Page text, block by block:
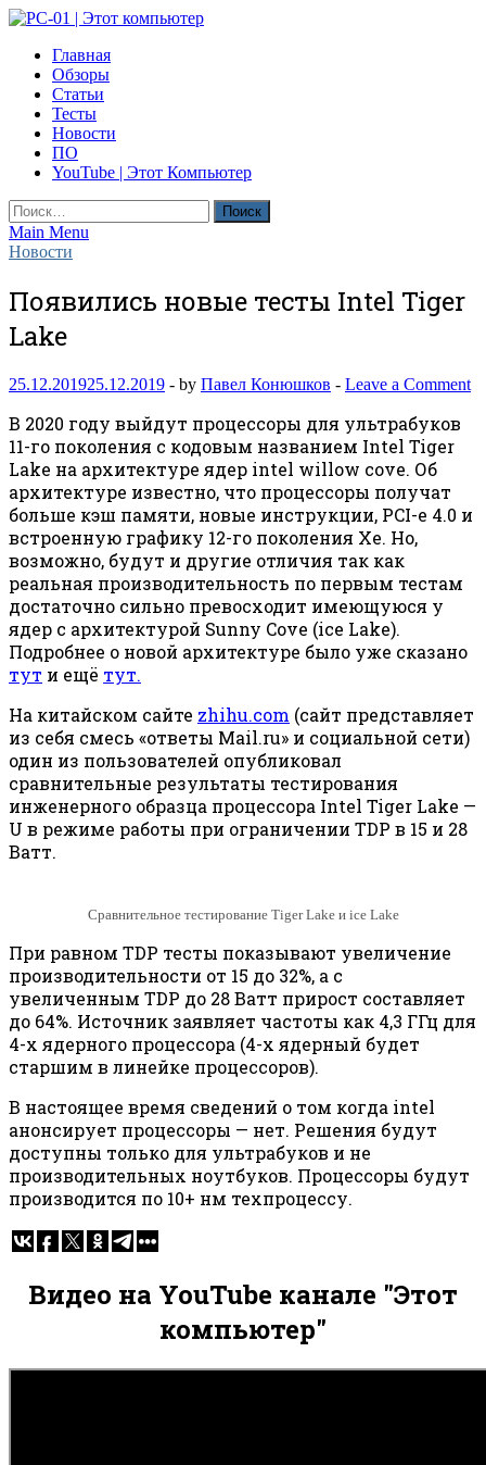
Skip
content
PC-01 | Этот компьютер
Компьютерные новости
Главная
Обзоры
Статьи
Тесты
Новости
ПО
YouTube | Этот Компьютер
Найти:
Main Menu
Новости
Появились новые тесты Intel Tiger
Lake
25.12.201925.12.2019 - by Павел Конюшков - Leave a Comment
В 2020 году выйдут процессоры для ультрабуков
11-го поколения с кодовым названием Intel Tiger
Lake на архитектуре ядер intel willow cove. Об
архитектуре известно, что процессоры получат
больше кэш памяти, новые инструкции, PCI-e 4.0 и
встроенную графику 12-го поколения Xe. Но,
возможно, будут и другие отличия так как
реальная производительность по первым тестам
достаточно сильно превосходит имеющуюся у
ядер с архитектурой Sunny Cove (ice Lake).
Подробнее о новой архитектуре было уже сказано
тут и ещё тут.
На китайском сайте zhihu.com (сайт представляет
из себя смесь «ответы Mail.ru» и социальной сети)
один из пользователей опубликовал
сравнительные результаты тестирования
инженерного образца процессора Intel Tiger Lake —
U в режиме работы при ограничении TDP в 15 и 28
Ватт.
Сравнительное тестирование Tiger Lake и ice Lake
При равном TDP тесты показывают увеличение
производительности от 15 до 32%, а с
увеличенным TDP до 28 Ватт прирост составляет
до 64%. Источник заявляет частоты как 4,3 ГГц для
4-х ядерного процессора (4-х ядерный будет
старшим в линейке процессоров).
В настоящее время сведений о том когда intel
анонсирует процессоры — нет. Решения будут
доступны только для ультрабуков и не
производительных ноутбуков. Процессоры будут
производится по 10+ нм техпроцессу.
Видео на YouTube канале "Этот
компьютер"